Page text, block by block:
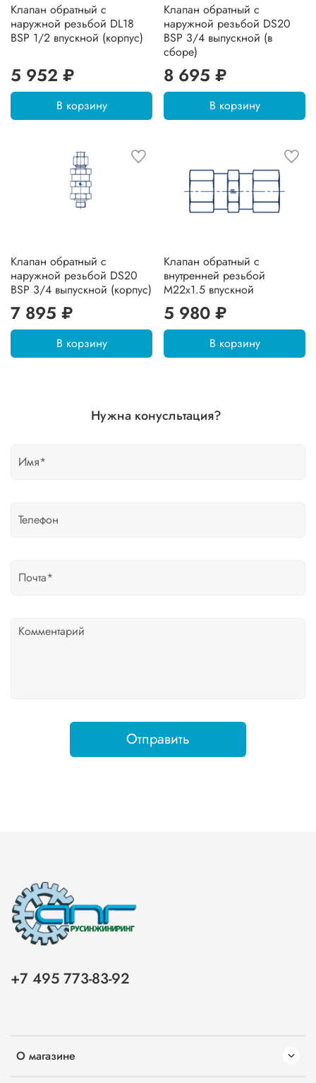
Клапан обратный с
наружной резьбой DL18
BSP 1/2 впускной (корпус)
5 952 ₽
В корзину
Клапан обратный с
наружной резьбой DS20
BSP 3/4 выпускной (в
сборе)
8 695 ₽
В корзину
Клапан обратный с
наружной резьбой DS20
BSP 3/4 выпускной (корпус)
7 895 ₽
В корзину
Клапан обратный с
внутренней резьбой
M22x1.5 впускной
5 980 ₽
В корзину
Нужна конусльтация?
Отправить
О магазине
+7 495 773-83-92